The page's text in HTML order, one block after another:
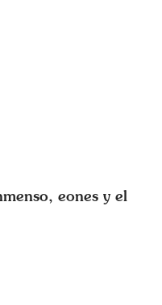
eones y el